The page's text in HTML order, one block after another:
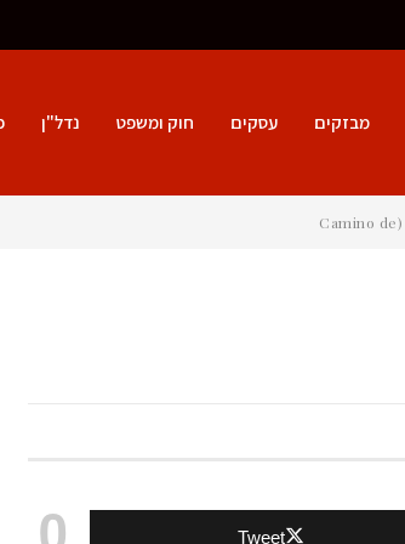
מבזקים עסקים חוק ומשפט נדל"ן
Tweet